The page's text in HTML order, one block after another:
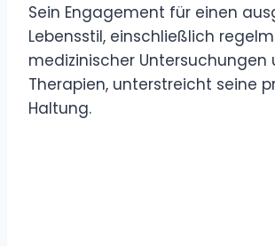
Sein Engagement für einen
Lebensstil, einschließlich
medizinischer Untersuchungen
Therapien, unterstreicht seine
Haltung.